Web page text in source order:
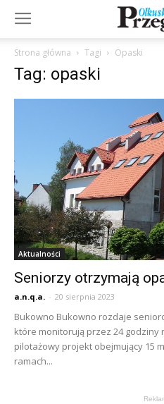
Strona główna Tagi Opaski
Tag: opaski
Aktualności
Seniorzy otrzymają
a.n.q.a. - 20 sierpnia 2023
Bukowno Bukowno rozdaje
które monitorują przez 24 godziny
pilotażowy projekt obejmujący 15
ramach...